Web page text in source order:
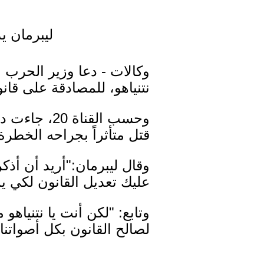
ليبرمان
وكالات - دعا وزير الحرب
نتنياهو، للمصادقة على
وحسب
قتل متأثراً بجراحه
وقال ليبرمان:"أريد أن
عليك تعديل القانون لكي
وتابع: "لكن أنت يا
لصالح القانون بكل